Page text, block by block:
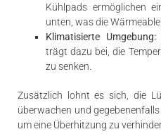
Kühlpads ermöglichen
unten, was die
Klimatisierte Umgebung:
trägt dazu bei, die
zu senken.
Zusätzlich lohnt es sich, die
überwachen und
um eine Überhitzung zu